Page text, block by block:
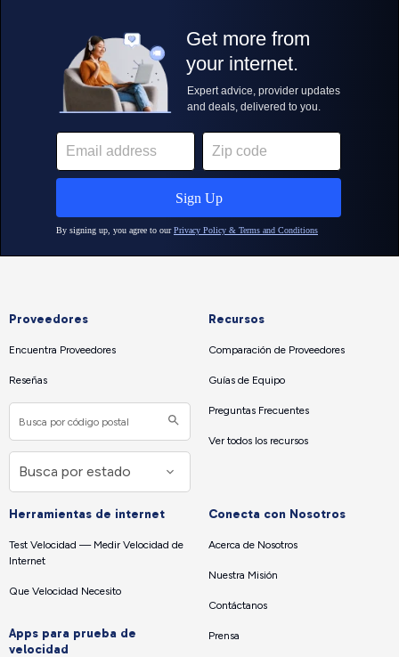
Proveedores
Encuentra Proveedores
Reseñas
Recursos
Comparación de Proveedores
Guías de Equipo
Preguntas Frecuentes
Ver todos los recursos
Herramientas de internet
Test Velocidad — Medir Velocidad de
Internet
Que Velocidad Necesito
Apps para prueba de
velocidad
Conecta con Nosotros
Acerca de Nosotros
Nuestra Misión
Contáctanos
Prensa